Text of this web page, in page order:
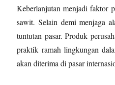
Keberlanjutan menjadi faktor
sawit. Selain demi menjaga
tuntutan pasar. Produk
praktik ramah lingkungan
akan diterima di pasar